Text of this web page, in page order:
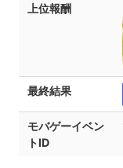
上位報酬
最終結果
モバゲーイベン
トID